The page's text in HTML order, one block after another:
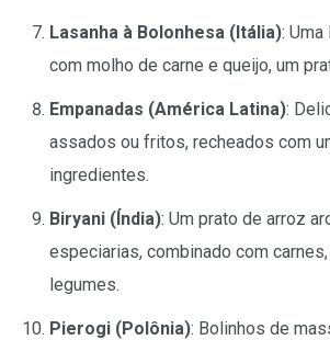
Lasanha à Bolonhesa (Itália):
com molho de carne e queijo, um
Empanadas (América Latina):
assados ou fritos, recheados com
ingredientes.
Biryani (Índia): Um prato de arroz
especiarias, combinado com
legumes.
Pierogi (Polônia): Bolinhos de